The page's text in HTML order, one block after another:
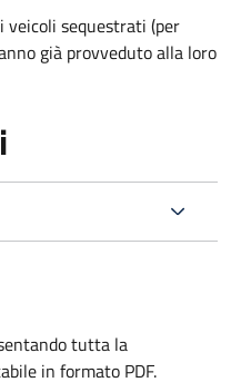
sequestrati (per
già provveduto alla loro
tutta la
in formato PDF.